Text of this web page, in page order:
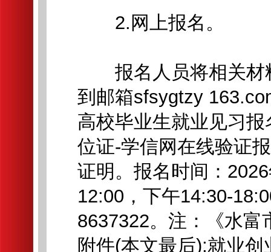
2.网上报名。
报名人员将相关材
到邮箱sfsygtzy
高校毕业生就业见习
位证-学信网在线验证
证明。报名时间：
12:00，下午14:30-
8637322。注：《水
附件(本文最后);就业创